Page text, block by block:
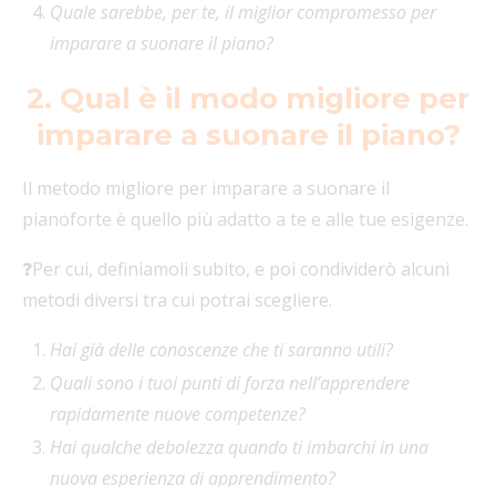
Quale sarebbe, per te, il miglior compromesso per
imparare a suonare il piano?
2. Qual è il modo migliore per
imparare a suonare il piano?
Il metodo migliore per imparare a suonare il
pianoforte è quello più adatto a te e alle tue esigenze.
❓Per cui, definiamoli subito, e poi condividerò alcuni
metodi diversi tra cui potrai scegliere.
Hai già delle conoscenze che ti saranno utili?
Quali sono i tuoi punti di forza nell’apprendere
rapidamente nuove competenze?
Hai qualche debolezza quando ti imbarchi in una
nuova esperienza di apprendimento?